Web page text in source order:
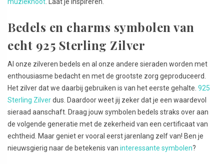
Bedels en charms symbolen van
echt 925 Sterling Zilver
Al onze zilveren bedels en al onze andere sieraden worden met
enthousiasme bedacht en met de grootste zorg geproduceerd.
Het zilver dat we daarbij gebruiken is van het eerste gehalte. 925
Sterling Zilverdus. Daardoor weet jij zeker dat je een waardevol
sieraad aanschaft. Draag jouw symbolen bedels straks over aan
de volgende generatie met de zekerheid van een certificaat van
echtheid. Maar geniet er vooral eerst jarenlang zelf van! Ben je
nieuwsgierig naar de betekenis van interessante symbolen?